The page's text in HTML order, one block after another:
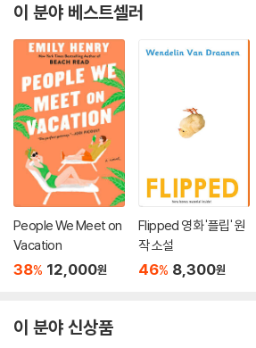
이 분야 베스트셀러
People We Meet on
Vacation
38% 12,000원
Flipped 영화 '플립' 원
작 소설
46% 8,300원
이 분야 신상품